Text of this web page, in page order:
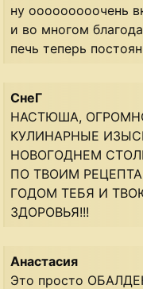
ну ооооооооочень
и во многом
печь теперь
СнеГ
НАСТЮША,
КУЛИНАРНЫЕ
НОВОГОДНЕМ
ПО ТВОИМ
ГОДОМ ТЕБЯ И
ЗДОРОВЬЯ!!!
Анастасия
Это просто